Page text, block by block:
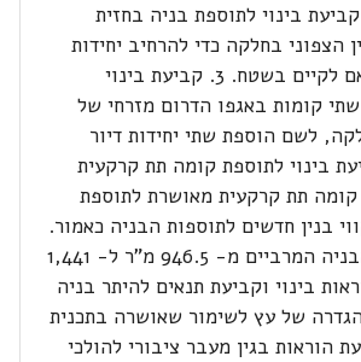
מיוחד. 2. קביעת בינוי לתוספת בניה בחזית
הצפוני בחלקה כדי להרחיב יחידות
דיור קיימות בהתאם לקיים בשטח. 3. קביעת בינוי
קומות באגפו הדרום מזרחי של
לשם הוספת שתי יחידות דיור
בו. 4. קביעת בינוי לתוספת קומה תת קרקעית
תת קרקעית מאושרת לתוספת
קווי בנין חדשים לתוספות הבניה כאמור.
6. הגדלת שטחי הבניה המרביים מ- 946.5 מ"ר ל- 1,441
הוראות בינוי וקביעת תנאים להיתר בניה
הגדרה של עץ לשימור שאושרה בתכנית
9. קביעת הוראות בגין מעבר ציבורי להולכי